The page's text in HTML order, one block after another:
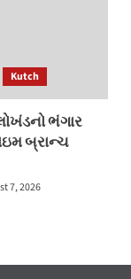
Kutch
ભંગાર
બ્રાન્ચ
7, 2026